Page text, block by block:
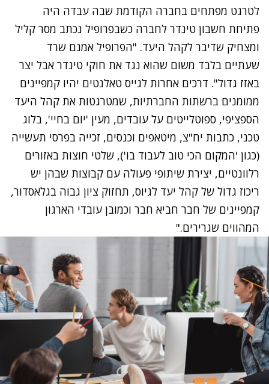
לטרגט מפתחים בחברה הקודמת שבה עבדה היה
פתיחת חשבון טינדר לחברה כשבפרופיל נכתב מסר קליל
ומצחיק שדיבר לקהל היעד. "הפרופיל אמנם שרד
שעתיים בלבד משום שהוא נגד את חוקי טינדר אבל יצר
באזז גדול". דרכים אחרות לגייס טאלנטים יהיו קמפיינים
ממומנים ברשתות החברתיות, שמטרגטות את קהל היעד
הספציפי, ספוטלייטים על עובדים, מעין 'יום בחיי', בלוג
טכני, כתבות יח"צ, מיטאפים וכנסים, זכייה בפרסי תעשייה
(כגון 'המקום הכי טוב לעבוד בו'), שלטי חוצות באזורים
רלוונטיים, יצירת שיתופי פעולה עם קבוצות שבהן יש
ריכוז גדול של קהל יעד לגיוס, תחזוק ציון גבוה בגלאסדור,
קמפיינים של חבר חביא חבר וכמובן עובדי הארגון
המהווים שגרירים."